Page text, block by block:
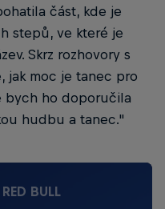
část, kde je
stepů, ve které je
Skrz rozhovory s
jak moc je tanec pro
bych ho doporučila
hudbu a tanec."
BULL